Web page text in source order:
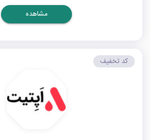
مشاهده
کد تخفیف